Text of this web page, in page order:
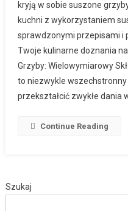
kryją w sobie suszone
kuchni z wykorzystaniem
sprawdzonymi przepisami i
Twoje kulinarne doznania
Grzyby: Wielowymiarowy
to niezwykle wszechstronny
przekształcić zwykłe dania
Continue Reading
Szukaj